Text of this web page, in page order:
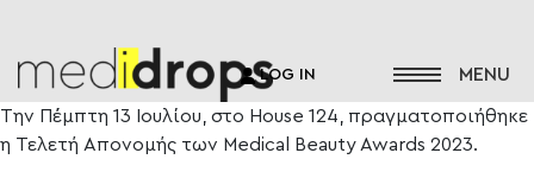
LOG IN
Την Πέμπτη 13 Ιουλίου, στο House 124, πραγματοποιήθηκε
η Τελετή Απονομής των Medical Beauty Awards 2023.